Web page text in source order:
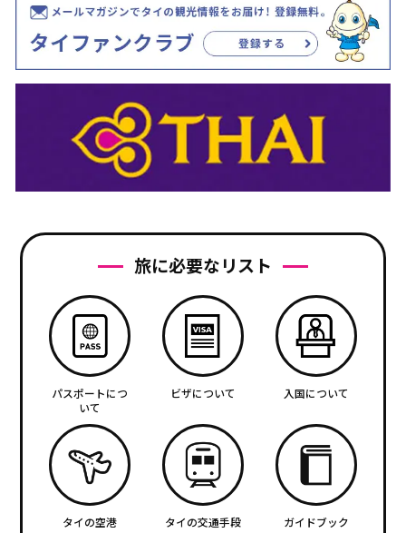
旅に必要なリスト
パスポートにつ
いて
ビザについて 入国について
タイの空港 タイの交通手段 ガイドブック